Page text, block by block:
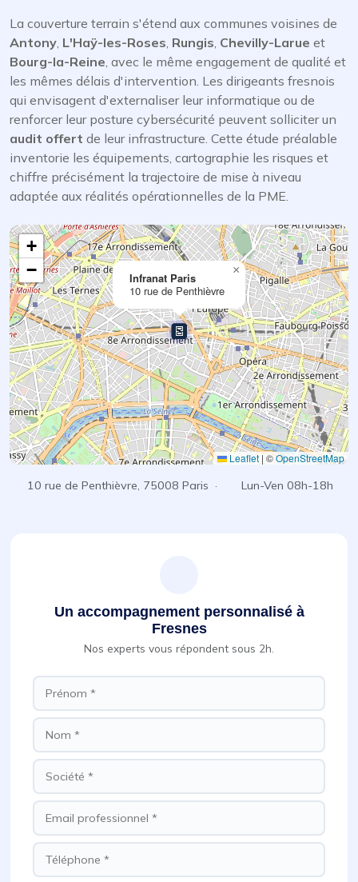
La couverture terrain s'étend aux communes voisines de
Antony, L'Haÿ-les-Roses, Rungis, Chevilly-Larue et
Bourg-la-Reine, avec le même engagement de qualité et
les mêmes délais d'intervention. Les dirigeants fresnois
qui envisagent d'externaliser leur informatique ou de
renforcer leur posture cybersécurité peuvent solliciter un
audit offert de leur infrastructure. Cette étude préalable
inventorie les équipements, cartographie les risques et
chiffre précisément la trajectoire de mise à niveau
adaptée aux réalités opérationnelles de la PME.
Infranat Paris
10 rue de Penthièvre
×
+
−
Leaflet|©OpenStreetMap
10 rue de Penthièvre, 75008 Paris · Lun-Ven 08h-18h
Un accompagnement personnalisé à
Fresnes
Nos experts vous répondent sous 2h.